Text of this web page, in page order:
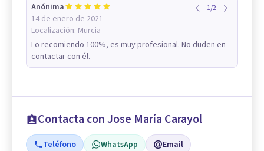
Anónima
14 de enero de 2021
Localización: Murcia
1/2
Lo recomiendo 100%, es muy profesional. No duden en
contactar con él.
Contacta con Jose María Carayol
Teléfono WhatsApp Email